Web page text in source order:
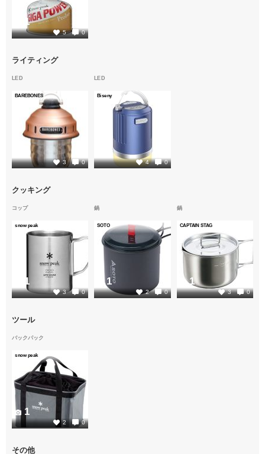
5 0
1
ライティング
LED
BAREBONES
3 0
LED
Biseny
4 0
クッキング
コップ
snow peak
3 0
1
鍋
SOTO
2 0
1
鍋
CAPTAIN STAG
3 0
1
ツール
バックパック
snow peak
2 0
1
その他